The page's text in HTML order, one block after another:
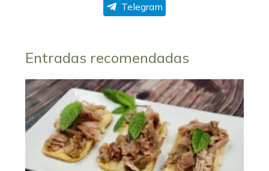
Telegram
Entradas recomendadas